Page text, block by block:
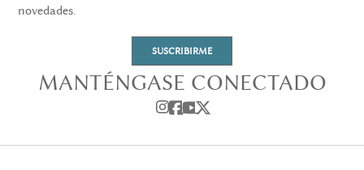
novedades.
SUSCRIBIRME
MANTÉNGASE CONECTADO